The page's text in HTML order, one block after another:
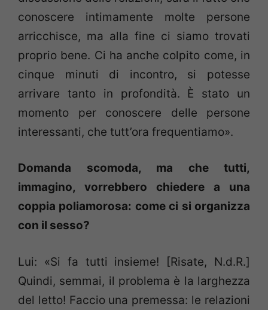
conoscere intimamente molte persone
arricchisce, ma alla fine ci siamo trovati
proprio bene. Ci ha anche colpito come, in
cinque minuti di incontro, si potesse
arrivare tanto in profondità. È stato un
momento per conoscere delle persone
interessanti, che tutt’ora frequentiamo».
Domanda scomoda, ma che tutti,
immagino, vorrebbero chiedere a una
coppia poliamorosa: come ci si organizza
con il sesso?
Lui: «Si fa tutti insieme! [Risate, N.d.R.]
Quindi, semmai, il problema è la larghezza
del letto! Faccio una premessa: le relazioni